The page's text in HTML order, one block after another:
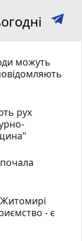
можуть
рух
Житомирі
- є